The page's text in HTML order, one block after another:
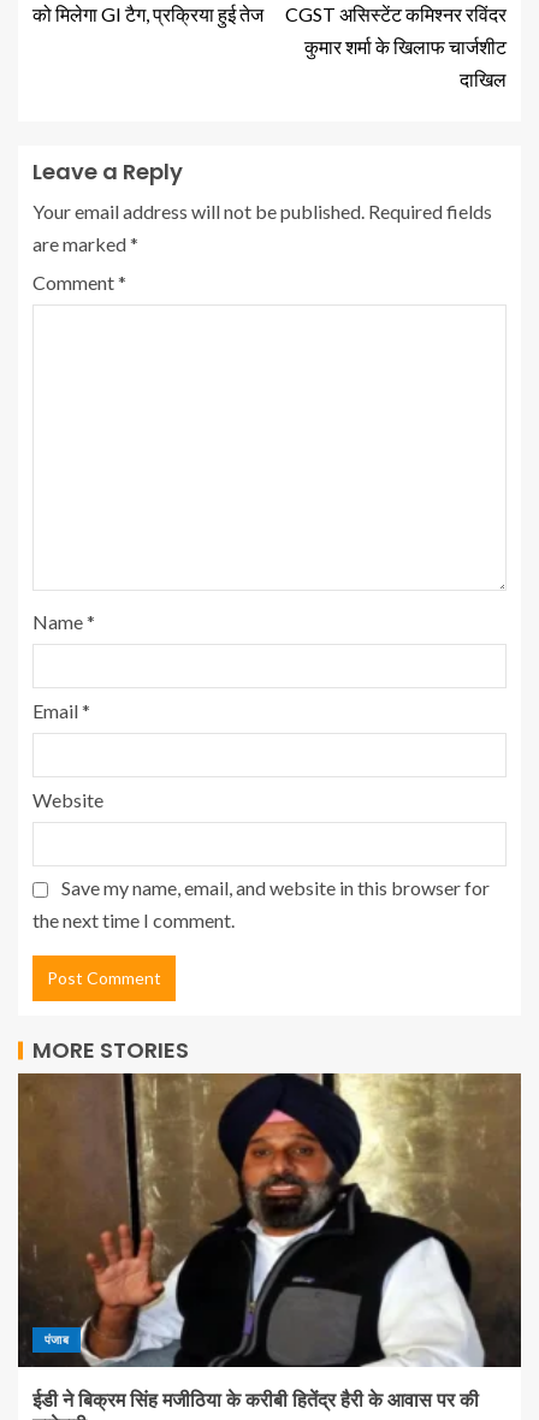
को मिलेगा GI टैग, प्रक्रिया हुई तेज
CGST असिस्टेंट कमिश्नर रविंदर
कुमार शर्मा के खिलाफ चार्जशीट
दाखिल
Leave a Reply
Your email address will not be published. Required fields
are marked*
Comment*
Name*
Email*
Website
Save my name, email, and website in this browser for
the next time I comment.
MORE STORIES
पंजाब
ईडी ने बिक्रम सिंह मजीठिया के करीबी हितेंद्र हैरी के आवास पर की